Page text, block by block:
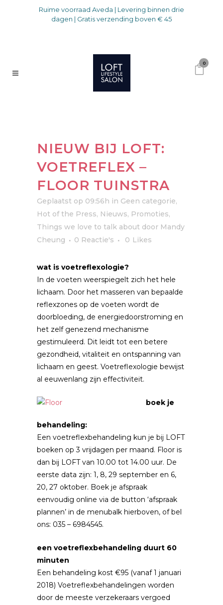
Ruime voorraad Aveda | Levering binnen drie
dagen | Gratis verzending boven € 45
0
NIEUW BIJ LOFT:
VOETREFLEX –
FLOOR TUINSTRA
Geplaatst op 09:56h in Geen categorie,
Hot of the Press, Nieuws, Promoties,
Things we love to talk about door Mandy
Cheung
0 Reactie's 0 Likes
wat is voetreflexologie?
In de voeten weerspiegelt zich het hele
lichaam. Door het masseren van bepaalde
reflexzones op de voeten wordt de
doorbloeding, de energiedoorstroming en
het zelf genezend mechanisme
gestimuleerd. Dit leidt tot een betere
gezondheid, vitaliteit en ontspanning van
lichaam en geest. Voetreflexologie bewijst
al eeuwenlang zijn effectiviteit.
boek je
behandeling:
Een voetreflexbehandeling kun je bij LOFT
boeken op 3 vrijdagen per maand. Floor is
dan bij LOFT van 10.00 tot 14.00 uur. De
eerste data zijn: 1, 8, 29 september en 6,
20, 27 oktober. Boek je afspraak
eenvoudig online via de button ‘afspraak
plannen’ in de menubalk hierboven, of bel
ons: 035 – 6984545.
een voetreflexbehandeling duurt 60
minuten
Een behandeling kost €95 (vanaf 1 januari
2018) Voetreflexbehandelingen worden
door de meeste verzekeraars vergoed